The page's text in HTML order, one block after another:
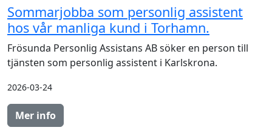
Sommarjobba som personlig assistent
hos vår manliga kund i Torhamn.
Frösunda Personlig Assistans AB söker en person till
tjänsten som personlig assistent i Karlskrona.
2026-03-24
Mer info